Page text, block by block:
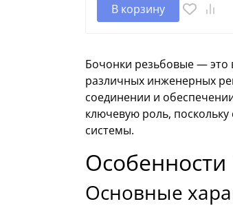
В корзину
Бочонки резьбовые — это
различных инженерных
соединении и
ключевую роль,
системы.
Основные